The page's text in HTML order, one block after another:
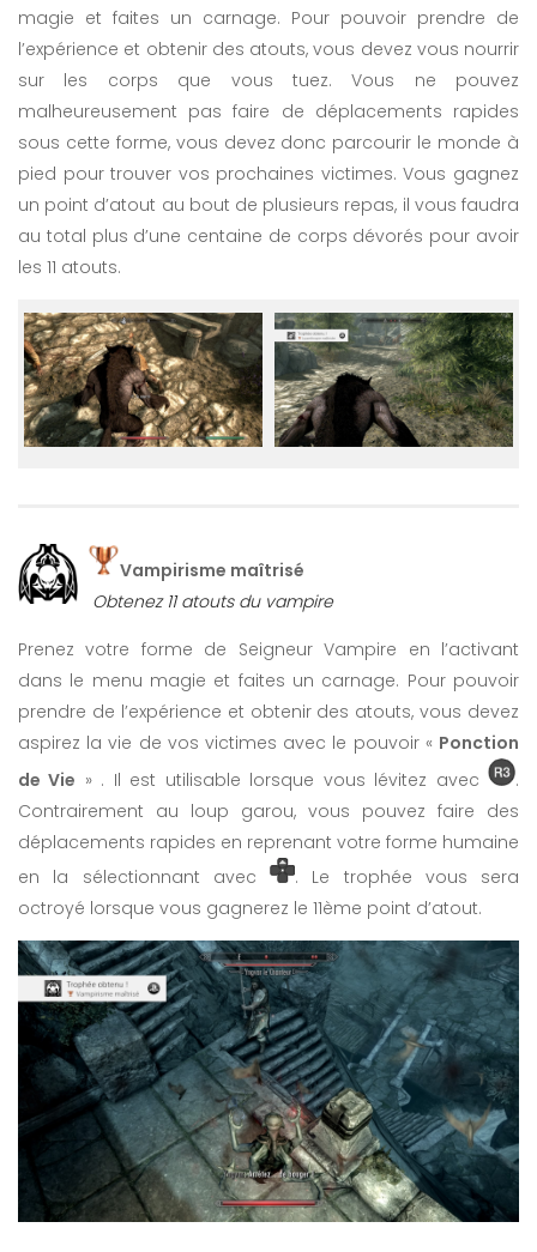
magie et faites un carnage. Pour pouvoir prendre de
l’expérience et obtenir des atouts, vous devez vous nourrir
sur les corps que vous tuez. Vous ne pouvez
malheureusement pas faire de déplacements rapides
sous cette forme, vous devez donc parcourir le monde à
pied pour trouver vos prochaines victimes. Vous gagnez
un point d’atout au bout de plusieurs repas, il vous faudra
au total plus d’une centaine de corps dévorés pour avoir
les 11 atouts.
Vampirisme maîtrisé
Obtenez 11 atouts du vampire
Prenez votre forme de Seigneur Vampire en l’activant
dans le menu magie et faites un carnage. Pour pouvoir
prendre de l’expérience et obtenir des atouts, vous devez
aspirez la vie de vos victimes avec le pouvoir « Ponction
de Vie » . Il est utilisable lorsque vous lévitez avec
.
Contrairement au loup garou, vous pouvez faire des
déplacements rapides en reprenant votre forme humaine
en la sélectionnant avec
. Le trophée vous sera
octroyé lorsque vous gagnerez le 11ème point d’atout.